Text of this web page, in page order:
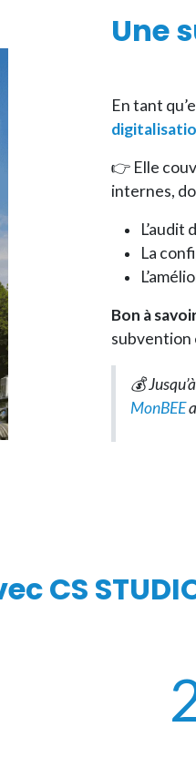
Une
En tant
👉 Elle
internes,
L’audit
La
Bon à
subvention
💰
MonBEE
CS